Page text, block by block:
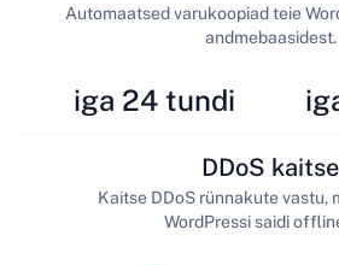
iga 24 tundi
Automaatsed varukoopiad teie
andmebaasidest.
DDoS kaitse
Kaitse DDoS rünnakute vastu,
WordPressi saidi